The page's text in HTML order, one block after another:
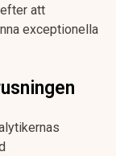
efter att
exceptionella